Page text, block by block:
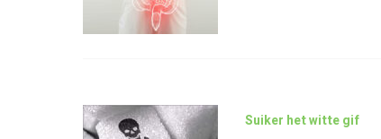
Suiker het witte gif